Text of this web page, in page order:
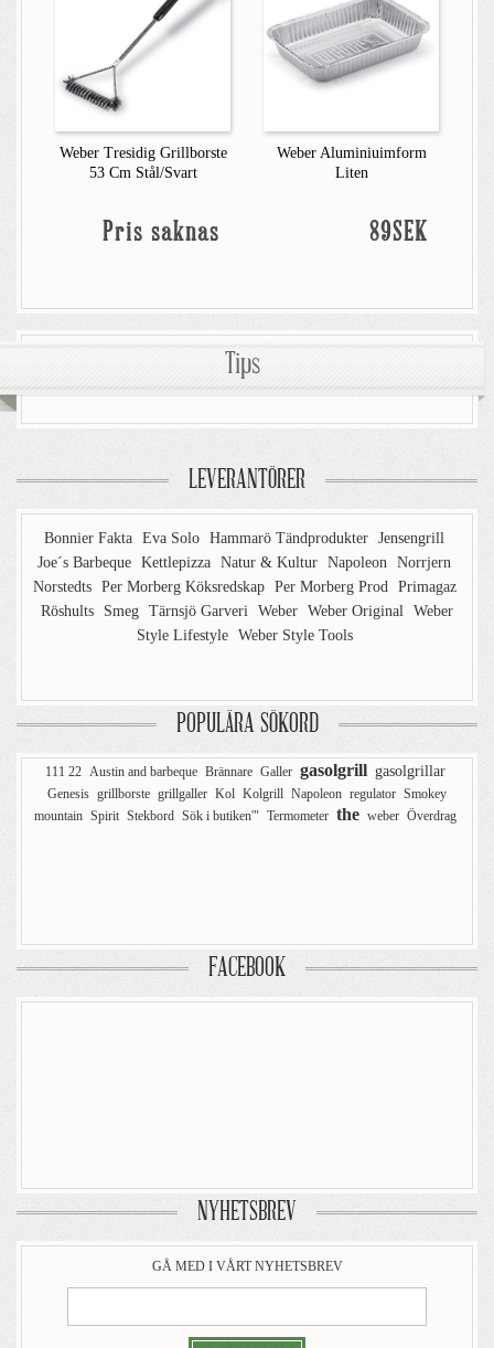
Weber Tresidig Grillborste
53 Cm Stål/Svart
Pris saknas
Weber Aluminiuimform
Liten
89SEK
Tips
LEVERANTÖRER
Bonnier Fakta Eva Solo Hammarö Tändprodukter Jensengrill
Joe´s Barbeque Kettlepizza Natur & Kultur Napoleon Norrjern
Norstedts Per Morberg Köksredskap Per Morberg Prod Primagaz
Röshults
Smeg Tärnsjö Garveri Weber Weber Original Weber
Style Lifestyle Weber Style Tools
POPULÄRA SÖKORD
111 22 Austin and barbeque Brännare Galler gasolgrill gasolgrillar
Genesis grillborste grillgaller Kol Kolgrill Napoleon regulator Smokey
mountain Spirit Stekbord Sök i butiken'" Termometer the weber Överdrag
FACEBOOK
NYHETSBREV
GÅ MED I VÅRT NYHETSBREV